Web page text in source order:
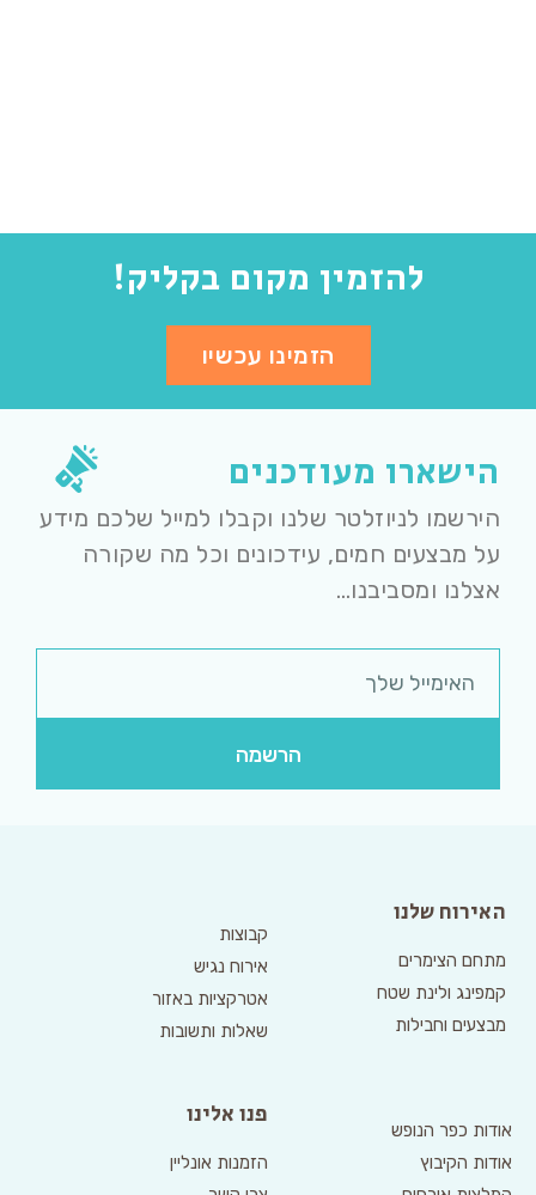
להזמין מקום בקליק!
הזמינו עכשיו
הישארו מעודכנים
הירשמו לניוזלטר שלנו וקבלו למייל שלכם מידע
על מבצעים חמים, עידכונים וכל מה שקורה
אצלנו ומסביבנו…
הרשמה
האירוח שלנו
מתחם הצימרים
קמפינג ולינת שטח
מבצעים וחבילות
קבוצות
אירוח נגיש
אטרקציות באזור
שאלות ותשובות
אודות כפר הנופש
אודות הקיבוץ
פנו אלינו
הזמנות אונליין